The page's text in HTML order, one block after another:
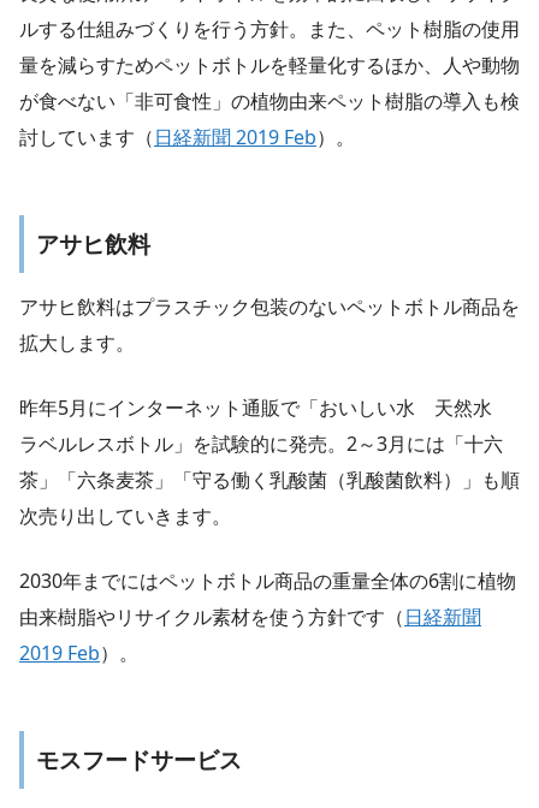
ルする仕組みづくりを行う方針。また、ペット樹脂の使用
量を減らすためペットボトルを軽量化するほか、人や動物
が食べない「非可食性」の植物由来ペット樹脂の導入も検
討しています（日経新聞 2019 Feb）。
アサヒ飲料
アサヒ飲料はプラスチック包装のないペットボトル商品を
拡大します。
昨年5月にインターネット通販で「おいしい水 天然水
ラベルレスボトル」を試験的に発売。2～3月には「十六
茶」「六条麦茶」「守る働く乳酸菌（乳酸菌飲料）」も順
次売り出していきます。
2030年までにはペットボトル商品の重量全体の6割に植物
由来樹脂やリサイクル素材を使う方針です（日経新聞
2019 Feb）。
モスフードサービス